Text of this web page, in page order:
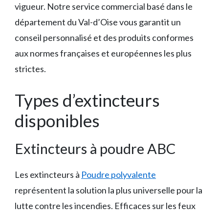
vigueur. Notre service commercial basé dans le
département du Val-d’Oise vous garantit un
conseil personnalisé et des produits conformes
aux normes françaises et européennes les plus
strictes.
Types d’extincteurs
disponibles
Extincteurs à poudre ABC
Les extincteurs à Poudre polyvalente
représentent la solution la plus universelle pour la
lutte contre les incendies. Efficaces sur les feux